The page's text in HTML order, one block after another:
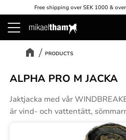
Menu
Free shipping over SEK 1000 &
PRODUCTS
ALPHA PRO M JACKA
Jaktjacka med vår
är vind- och vattentätt,